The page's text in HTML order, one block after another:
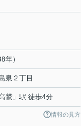
年）
泉 ２丁目
鷲 」駅 徒歩4分
情報の見方